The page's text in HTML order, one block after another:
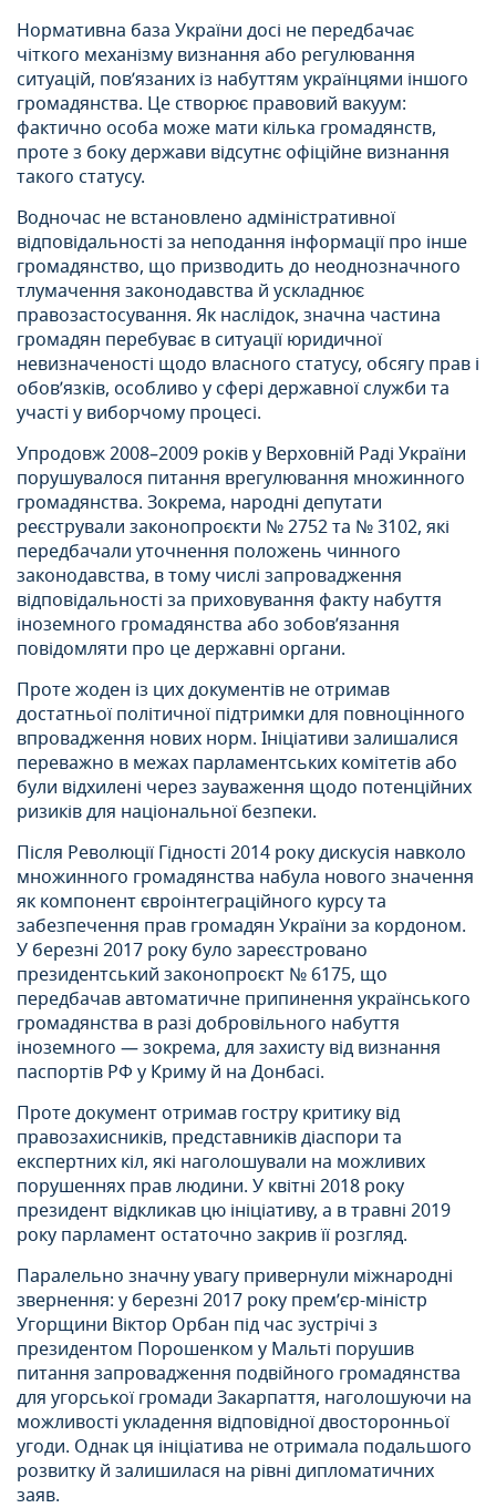
Нормативна база України досі не передбачає
чіткого механізму визнання або регулювання
ситуацій, пов’язаних із набуттям українцями іншого
громадянства. Це створює правовий вакуум:
фактично особа може мати кілька громадянств,
проте з боку держави відсутнє офіційне визнання
такого статусу.
Водночас не встановлено адміністративної
відповідальності за неподання інформації про інше
громадянство, що призводить до неоднозначного
тлумачення законодавства й ускладнює
правозастосування. Як наслідок, значна частина
громадян перебуває в ситуації юридичної
невизначеності щодо власного статусу, обсягу прав і
обов’язків, особливо у сфері державної служби та
участі у виборчому процесі.
Упродовж 2008–2009 років у Верховній Раді України
порушувалося питання врегулювання множинного
громадянства. Зокрема, народні депутати
реєстрували законопроєкти № 2752 та № 3102, які
передбачали уточнення положень чинного
законодавства, в тому числі запровадження
відповідальності за приховування факту набуття
іноземного громадянства або зобов’язання
повідомляти про це державні органи.
Проте жоден із цих документів не отримав
достатньої політичної підтримки для повноцінного
впровадження нових норм. Ініціативи залишалися
переважно в межах парламентських комітетів або
були відхилені через зауваження щодо потенційних
ризиків для національної безпеки.
Після Революції Гідності 2014 року дискусія навколо
множинного громадянства набула нового значення
як компонент євроінтеграційного курсу та
забезпечення прав громадян України за кордоном.
У березні 2017 року було зареєстровано
президентський законопроєкт № 6175, що
передбачав автоматичне припинення українського
громадянства в разі добровільного набуття
іноземного — зокрема, для захисту від визнання
паспортів РФ у Криму й на Донбасі.
Проте документ отримав гостру критику від
правозахисників, представників діаспори та
експертних кіл, які наголошували на можливих
порушеннях прав людини. У квітні 2018 року
президент відкликав цю ініціативу, а в травні 2019
року парламент остаточно закрив її розгляд.
Паралельно значну увагу привернули міжнародні
звернення: у березні 2017 року прем’єр-міністр
Угорщини Віктор Орбан під час зустрічі з
президентом Порошенком у Мальті порушив
питання запровадження подвійного громадянства
для угорської громади Закарпаття, наголошуючи на
можливості укладення відповідної двосторонньої
угоди. Однак ця ініціатива не отримала подальшого
розвитку й залишилася на рівні дипломатичних
заяв.